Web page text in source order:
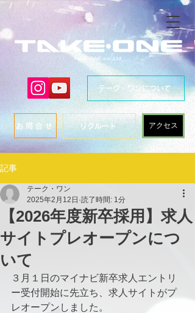
アクセス
テーク・ワンについて
お 問 合 せ リクルート
記事
【2026年度新卒採用】求人
サイトプレオープンにつ
いて
テーク・ワン
2025年2月12日 読了時間: 1分
３月１日のマイナビ新卒求人エントリ
ー受付開始に先立ち、求人サイトがプ
レオープンしました。